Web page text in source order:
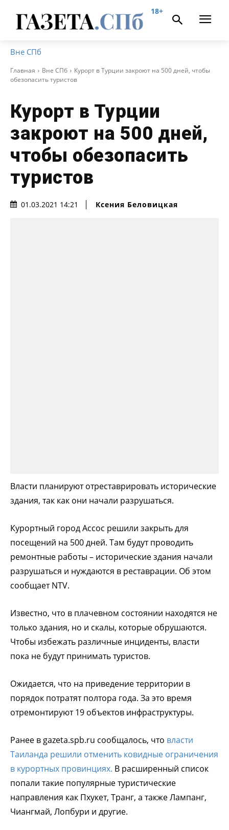
18+
Вне СПб
Главная Вне СПб
Курорт в Турции закроют на 500 дней, чтобы
обезопасить туристов
Курорт в Турции
закроют на 500 дней,
чтобы обезопасить
туристов
01.03.2021 14:21 Ксения Беловицкая
Власти планируют отреставрировать исторические
здания, так как они начали разрушаться.
Курортный город Ассос решили закрыть для
посещений на 500 дней. Там будут проводить
ремонтные работы – исторические здания начали
разрушаться и нуждаются в реставрации. Об этом
сообщает NTV.
Известно, что в плачевном состоянии находятся не
только здания, но и скалы, которые обрушаются.
Чтобы избежать различные инциденты, власти
пока не будут принимать туристов.
Ожидается, что на приведение территории в
порядок потратят полтора года. За это время
отремонтируют 19 объектов инфраструктуры.
Ранее в gazeta.spb.ru сообщалось, что власти
Таиланда решили отменить ковидные ограничения
в курортных провинциях. В расширенный список
попали такие популярные туристические
направления как Пхукет, Транг, а также Лампанг,
Чиангмай, Лопбури и другие.